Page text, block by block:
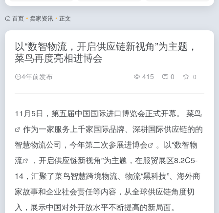
首页 • 卖家资讯 • 正文
以“数智物流，开启供应链新视角”为主题，
菜鸟再度亮相进博会
4年前发布 415 0 0
11月5日，第五届中国国际进口博览会正式开幕。 菜鸟
作为一家服务上千家国际品牌、深耕国际供应链的的
智慧物流公司，今年第二次参展进博会 。以“数智物
流
，开启供应链新视角”为主题，在服贸展区8.2C5-
14，汇聚了菜鸟智慧跨境物流、物流“黑科技”、海外商
家故事和企业社会责任等内容，从全球供应链角度切
入，展示中国对外开放水平不断提高的新局面。